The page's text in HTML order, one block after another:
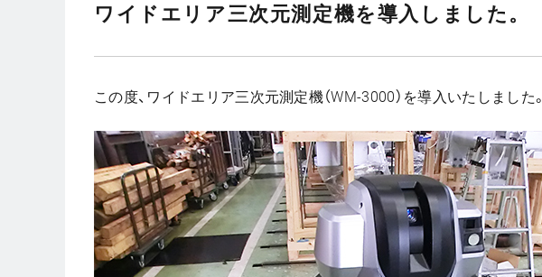
ワイドエリア三次元測定機を導入しました。
この度、ワイドエリア三次元測定機（WM-3000）を導入いたしました。